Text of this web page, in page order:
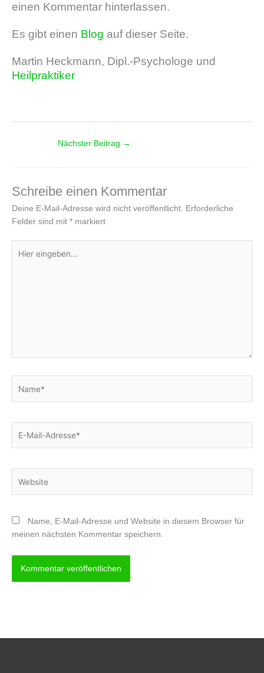
einen Kommentar hinterlassen.
Es gibt einen Blog auf dieser Seite.
Martin Heckmann, Dipl.-Psychologe und
Heilpraktiker
Nächster Beitrag →
Schreibe einen Kommentar
Deine E-Mail-Adresse wird nicht veröffentlicht.
Erforderliche
Felder sind mit * markiert
eingeben…
Mail-
Name, E-Mail-Adresse und Website in diesem Browser für
meinen nächsten Kommentar speichern.